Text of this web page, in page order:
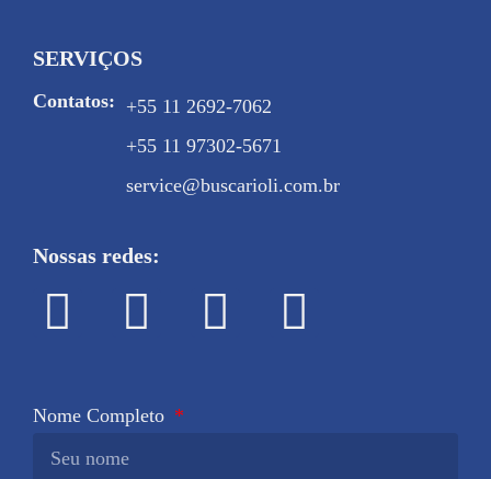
SERVIÇOS
Contatos: +55 11 2692-7062
+55 11 97302-5671
service@buscarioli.com.br
Nossas redes:
Nome Completo